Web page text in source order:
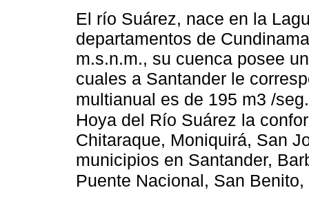
El río Suárez, nace en la
departamentos de
m.s.n.m., su cuenca posee
cuales a Santander le
multianual es de 195 m3 /
Hoya del Río Suárez la
Chitaraque, Moniquirá, San
municipios en Santander,
Puente Nacional, San